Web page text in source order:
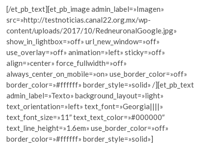
[/et_pb_text][et_pb_image admin_label=»Imagen»
src=»http://testnoticias.canal22.org.mx/wp-
content/uploads/2017/10/RedneuronalGoogle.jpg»
show_in_lightbox=»off» url_new_window=»off»
use_overlay=»off» animation=»left» sticky=»off»
align=»center» force_fullwidth=»off»
always_center_on_mobile=»on» use_border_color=»off»
border_color=»#ffffff» border_style=»solid» /][et_pb_text
admin_label=»Texto» background_layout=»light»
text_orientation=»left» text_font=»Georgia||||»
text_font_size=»11″ text_text_color=»#000000″
text_line_height=»1.6em» use_border_color=»off»
border_color=»#ffffff» border_style=»solid»]